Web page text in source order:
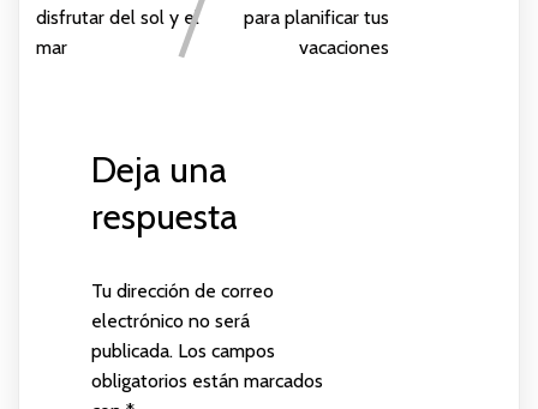
disfrutar del sol y el
mar
para planificar tus
vacaciones
Deja una
respuesta
Tu dirección de correo
electrónico no será
publicada. Los campos
obligatorios están marcados